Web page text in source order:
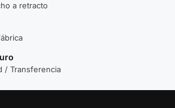
a retracto
/ Transferencia